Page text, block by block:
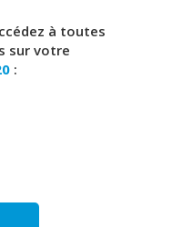
à toutes
sur votre
: